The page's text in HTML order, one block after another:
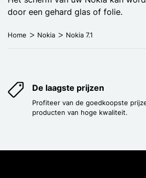
door een gehard glas of folie.
Home Nokia Nokia 7.1
De laagste prijzen
Profiteer van de goedkoopste
producten van hoge kwaliteit.